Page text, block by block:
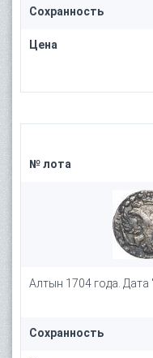
Сохранность
Цена
№ лота
Алтын 1704 года. Дата
Сохранность